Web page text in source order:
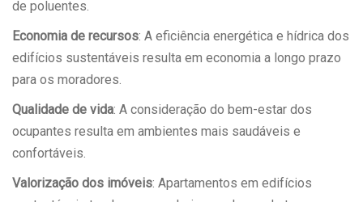
de poluentes.
Economia de recursos: A eficiência energética e hídrica dos
edifícios sustentáveis resulta em economia a longo prazo
para os moradores.
Qualidade de vida: A consideração do bem-estar dos
ocupantes resulta em ambientes mais saudáveis e
confortáveis.
Valorização dos imóveis: Apartamentos em edifícios